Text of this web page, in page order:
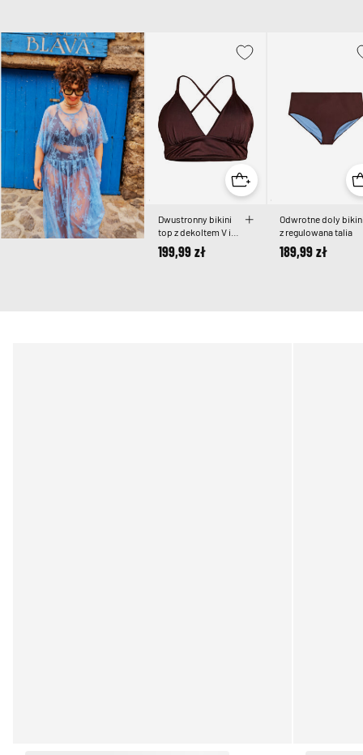
Dwustronny bikini
top z dekoltem V i
krzyzowanymi
ramiaczkami
199,99 zł
Odwrotne doly
z regulowana talia
189,99 zł